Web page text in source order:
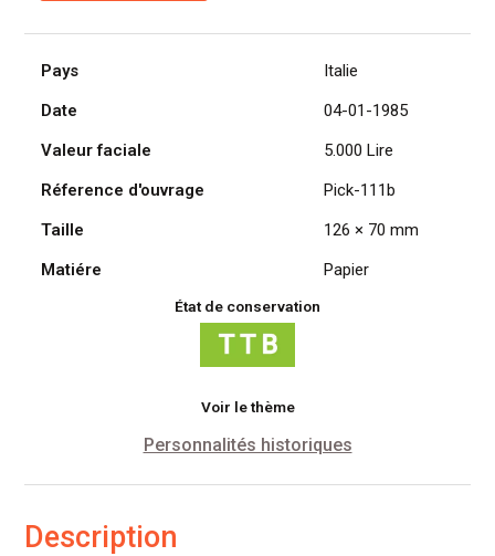
de
5.000
04-
1985,
Vincenzo
Pays
Italie
Date
04-01-1985
Valeur faciale
5.000 Lire
Réference d'ouvrage
Pick-111b
Taille
126 × 70 mm
Matiére
Papier
État de conservation
Voir le thème
Personnalités historiques
Description